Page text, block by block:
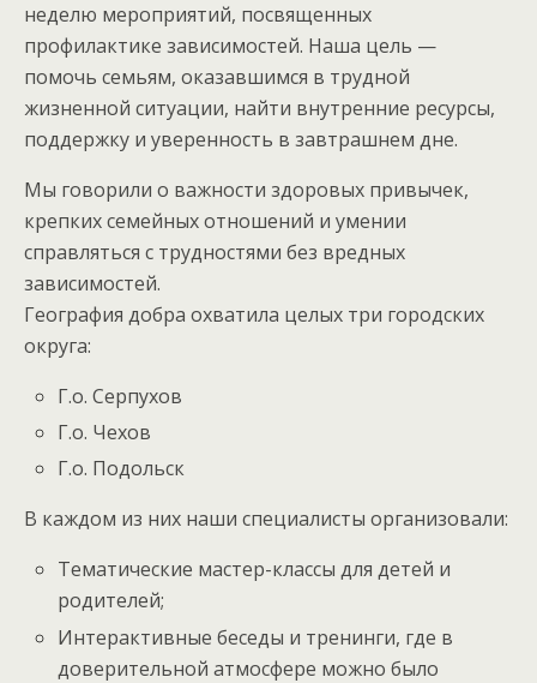
неделю мероприятий, посвященных
профилактике зависимостей. Наша цель —
помочь семьям, оказавшимся в трудной
жизненной ситуации, найти внутренние ресурсы,
поддержку и уверенность в завтрашнем дне.
Мы говорили о важности здоровых привычек,
крепких семейных отношений и умении
справляться с трудностями без вредных
зависимостей.
География добра охватила целых три городских
округа:
Г.о. Серпухов
Г.о. Чехов
Г.о. Подольск
В каждом из них наши специалисты организовали:
Тематические мастер-классы для детей и
родителей;
Интерактивные беседы и тренинги, где в
доверительной атмосфере можно было